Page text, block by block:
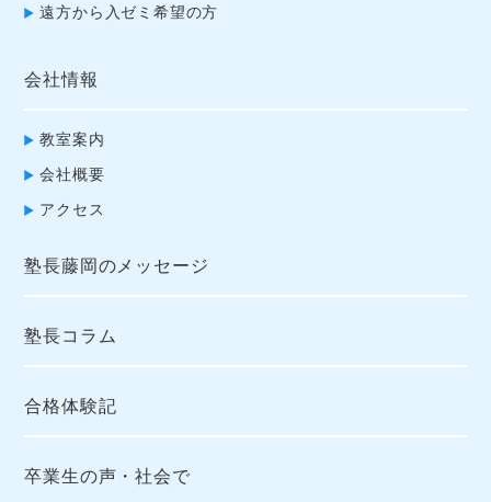
遠方から入ゼミ希望の方
会社情報
教室案内
会社概要
アクセス
塾長藤岡のメッセージ
塾長コラム
合格体験記
卒業生の声・社会で